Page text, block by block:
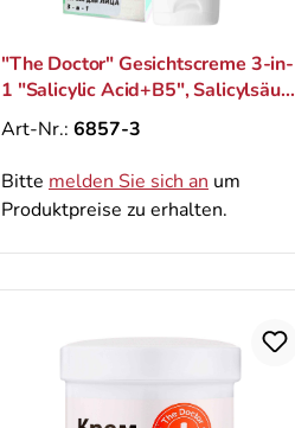
"The Doctor" Gesichtscreme 3-in-
1 "Salicylic Acid+B5", Salicylsäure
für Hautbalance, 40 ml
Art-Nr.: 6857-3
Bitte melden Sie sich an um
Produktpreise zu erhalten.